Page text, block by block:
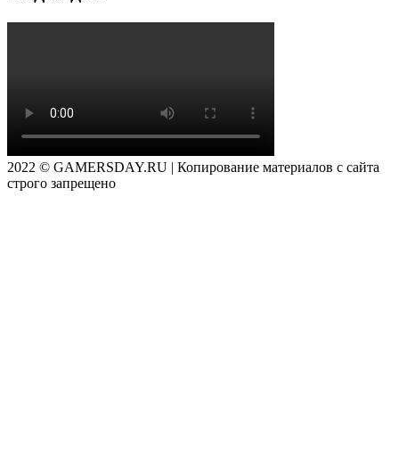
2022 © GAMERSDAY.RU | Копирование материалов с сайта
строго запрещено